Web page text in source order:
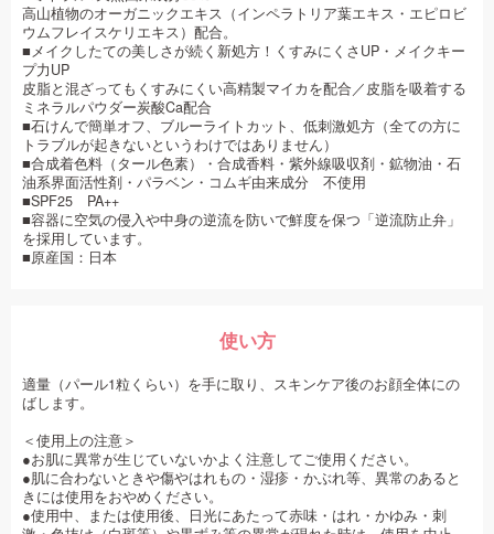
高山植物のオーガニックエキス（インペラトリア葉エキス・エピロビ
ウムフレイスケリエキス）配合。
■メイクしたての美しさが続く新処方！くすみにくさUP・メイクキー
プ力UP
皮脂と混ざってもくすみにくい高精製マイカを配合／皮脂を吸着する
ミネラルパウダー炭酸Ca配合
■石けんで簡単オフ、ブルーライトカット、低刺激処方（全ての方に
トラブルが起きないというわけではありません）
■合成着色料（タール色素）・合成香料・紫外線吸収剤・鉱物油・石
油系界面活性剤・パラベン・コムギ由来成分 不使用
■SPF25 PA++
■容器に空気の侵入や中身の逆流を防いで鮮度を保つ「逆流防止弁」
を採用しています。
■原産国：日本
使い方
適量（パール1粒くらい）を手に取り、スキンケア後のお顔全体にの
ばします。
＜使用上の注意＞
●お肌に異常が生じていないかよく注意してご使用ください。
●肌に合わないときや傷やはれもの・湿疹・かぶれ等、異常のあると
きには使用をおやめください。
●使用中、または使用後、日光にあたって赤味・はれ・かゆみ・刺